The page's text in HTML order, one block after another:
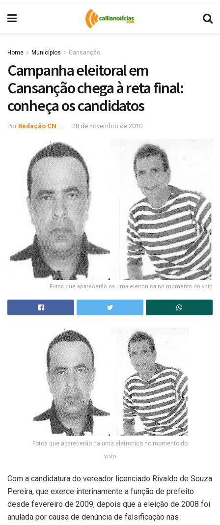
Home Municípios Cansanção
Campanha eleitoral em
Cansanção chega à reta final:
conheça os candidatos
Por Redação CN 28 de novembro de 2010
Fotos que aparecerão na urna eletronica no momento do voto
Fotos que aparecerão na urna eletronica no momento do
voto
Com a candidatura do vereador licenciado Rivaldo de Souza
Pereira, que exerce interinamente a função de prefeito
desde fevereiro de 2009, depois que a eleição de 2008 foi
anulada por causa de denúncia de falsificação nas